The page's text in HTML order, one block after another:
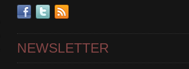
NEWSLETTER